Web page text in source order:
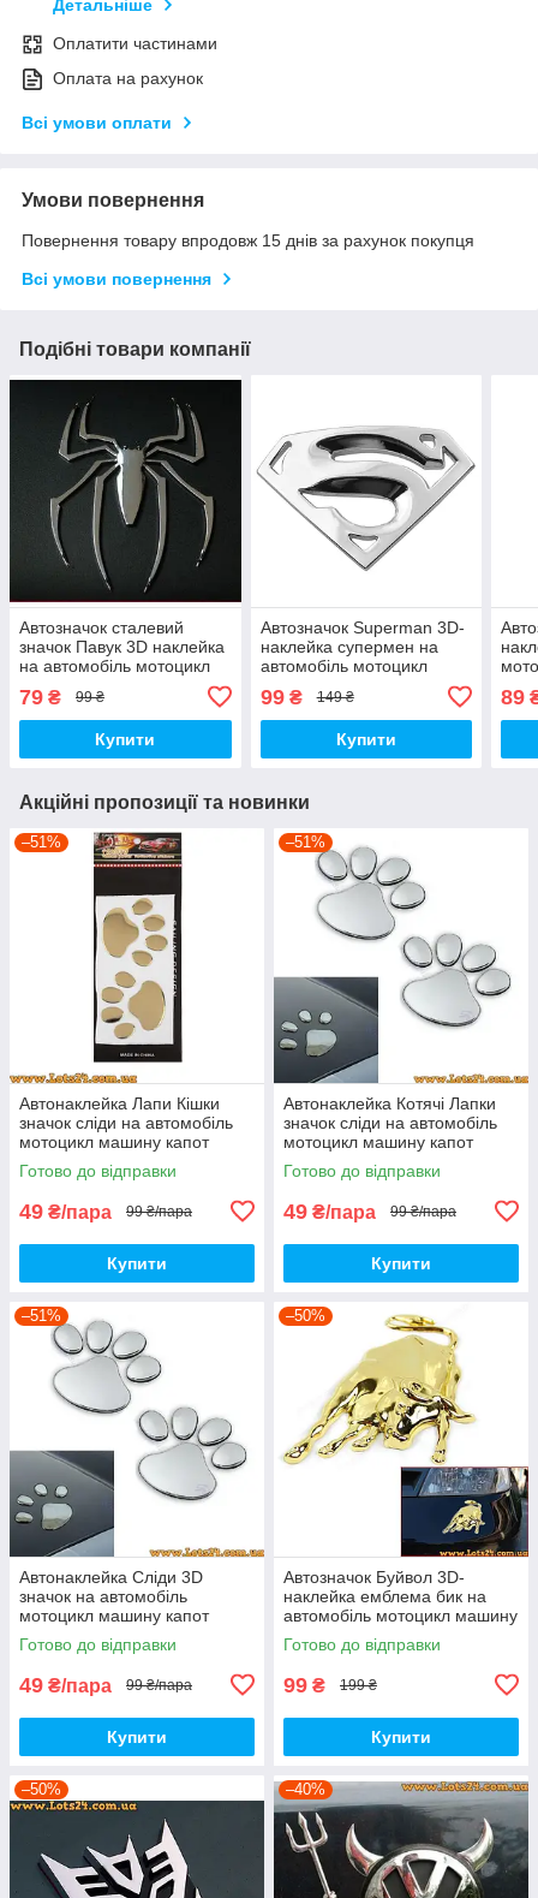
Детальніше
Оплатити частинами
Оплата на рахунок
Всі умови оплати
Умови повернення
Повернення товару впродовж 15 днів за рахунок покупця
Всі умови повернення
Подібні товари компанії
Автозначок сталевий
значок Павук 3D наклейка
на автомобіль мотоцикл
багажник авто
79 ₴ 99 ₴
Купити
Автозначок Superman 3D-
наклейка супермен на
автомобіль мотоцикл
багажник
99₴ 149 ₴
Купити
89
Акційні пропозиції та новинки
–51%
Автонаклейка Лапи Кішки
значок сліди на автомобіль
мотоцикл машину капот
крила багажник
Готово до відправки
49 ₴/пара 99 ₴/пара
Купити
–51%
Автонаклейка Котячі Лапки
значок сліди на автомобіль
мотоцикл машину капот
крила багажник
Готово до відправки
49 ₴/пара 99 ₴/пара
Купити
–51%
Автонаклейка Сліди 3D
значок на автомобіль
мотоцикл машину капот
крила багажник
Готово до відправки
49 ₴/пара 99 ₴/пара
Купити
–50%
Автозначок Буйвол 3D-
наклейка емблема бик на
автомобіль мотоцикл машину
капот багажник
Готово до відправки
99 ₴ 199 ₴
Купити
–50% –40%